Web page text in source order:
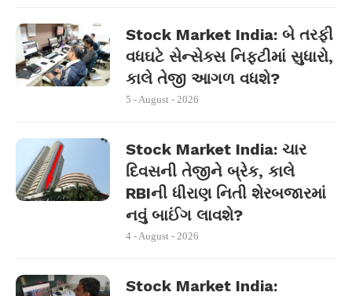
Stock Market India: બે તરફી
વધઘટે સેન્સેક્સ નિફ્ટીમાં સુધારો,
કાલે તેજી આગળ વધશે?
5 - August - 2026
Stock Market India: ચાર
દિવસની તેજીને બ્રેક, કાલે
RBIની ધીરાણ નિતી શેરબજારમાં
નવું બાઈંગ લાવશે?
4 - August - 2026
Stock Market India: